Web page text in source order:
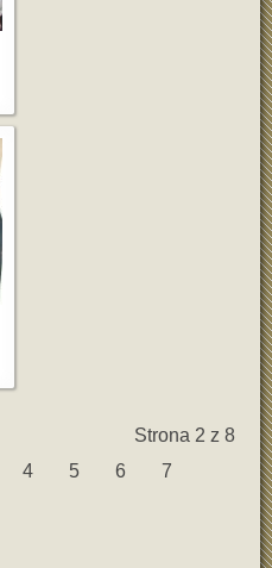
Strona 2 z 8
4 5 6
7